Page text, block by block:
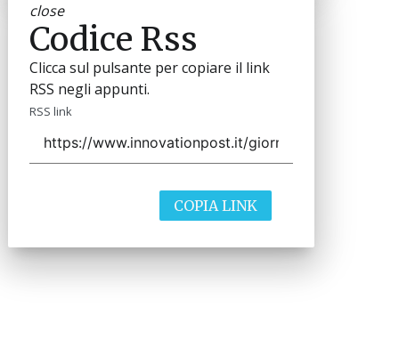
close
Codice Rss
Clicca sul pulsante per copiare il link
RSS negli appunti.
RSS link
COPIA LINK